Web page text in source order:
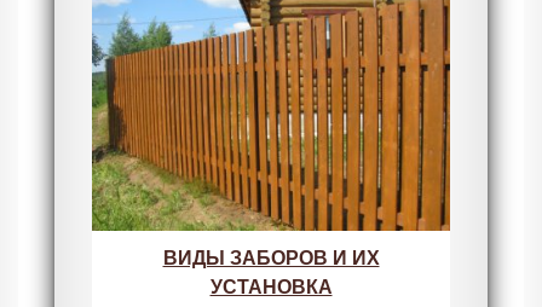
ВИДЫ ЗАБОРОВ И ИХ
УСТАНОВКА